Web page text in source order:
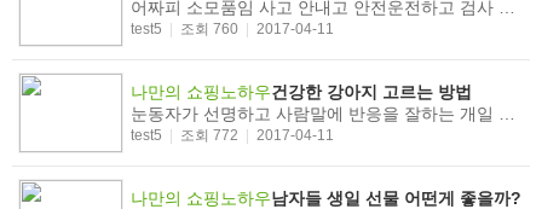
test5 조회 760 2017-04-11
나만의 쇼핑노하우건강한 강아지 고르는 방법
test5 조회 772 2017-04-11
나만의 쇼핑노하우남자들 생일 선물 어떤게 좋을까?